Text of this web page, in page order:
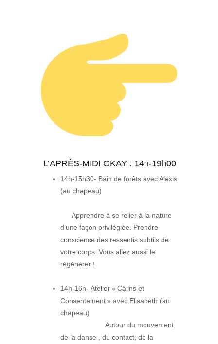
L’APRÈS-MIDI OKAY : 14h-19h00
14h-15h30- Bain de forêts avec Alexis
(au chapeau)
Apprendre à se relier à la nature
d’une façon privilégiée. Prendre
conscience des ressentis subtils de
votre corps. Vous allez aussi le
régénérer !
14h-16h- Atelier « Câlins et
Consentement » avec Elisabeth (au
chapeau)
Autour du mouvement,
de la danse , du contact, de la